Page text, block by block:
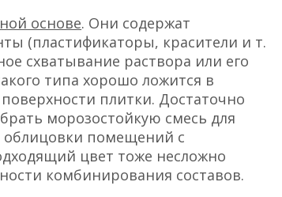
основе. Они содержат
(пластификаторы, красители и т.
схватывание раствора или его
типа хорошо ложится в
плитки. Достаточно
морозостойкую смесь для
облицовки помещений с
цвет тоже несложно
комбинирования составов.